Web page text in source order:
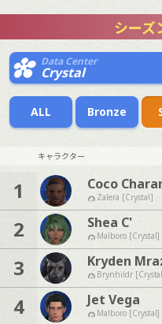
シーズ
Data Center
Crystal
ALL Bronze
キャラクター
1 Coco
Zalera [Crystal]
2 Shea C'
Malboro [Crystal]
3 Kryden
Brynhildr
4 Jet Vega
Malboro [Crystal]